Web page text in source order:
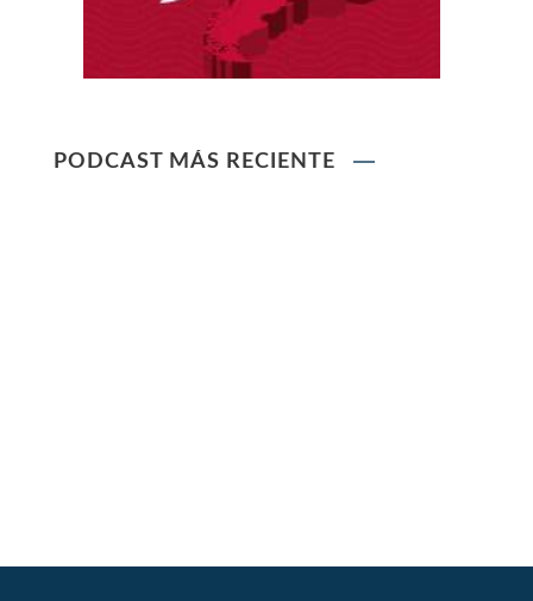
Privado de AFPs
PODCAST MÁS RECIENTE